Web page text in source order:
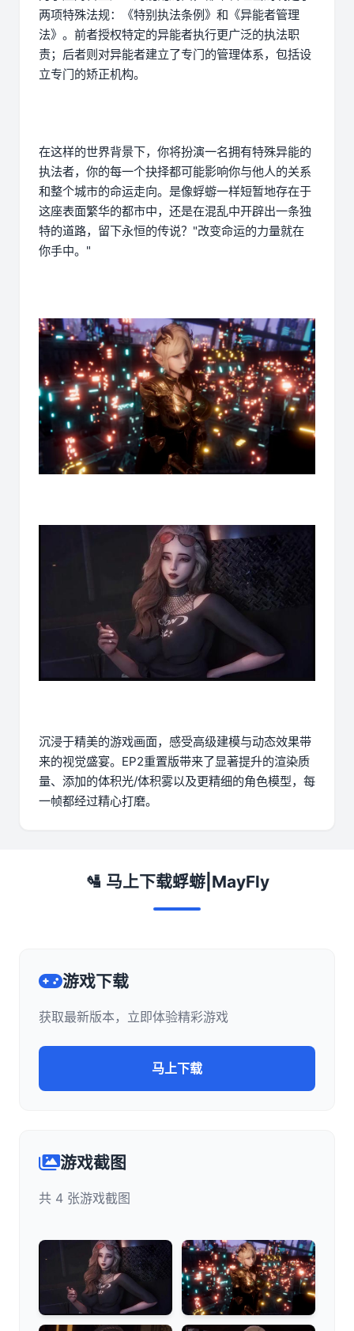
两项特殊法规：《特别执法条例》和《异能者管理
法》。前者授权特定的异能者执行更广泛的执法职
责；后者则对异能者建立了专门的管理体系，包括设
立专门的矫正机构。
在这样的世界背景下，你将扮演一名拥有特殊异能的
执法者，你的每一个抉择都可能影响你与他人的关系
和整个城市的命运走向。是像蜉蝣一样短暂地存在于
这座表面繁华的都市中，还是在混乱中开辟出一条独
特的道路，留下永恒的传说？"改变命运的力量就在
你手中。"
沉浸于精美的游戏画面，感受高级建模与动态效果带
来的视觉盛宴。EP2重置版带来了显著提升的渲染质
量、添加的体积光/体积雾以及更精细的角色模型，每
一帧都经过精心打磨。
🛂 马上下载蜉蝣|MayFly
游戏下载
获取最新版本，立即体验精彩游戏
马上下载
游戏截图
共 4 张游戏截图